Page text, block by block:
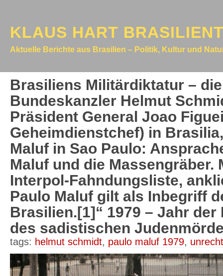
KLAUS HART
Aktuelle Berichte aus Brasilien – Politik, Kultur und
Brasiliens Militärdiktatur –
Bundeskanzler Helmut
Präsident General Joao
Geheimdienstchef) in
Maluf in Sao Paulo:
Maluf und die Massengräber.
Interpol-Fahndungsliste,
Paulo Maluf gilt als Inbegriff
Brasilien.[1]“ 1979 – Jahr
des sadistischen
tags: helmut schmidt, paulo maluf 1979,